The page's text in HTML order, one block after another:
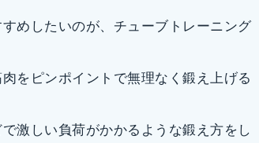
めしたいのが、チューブトレーニング
をピンポイントで無理なく鍛え上げる
激しい負荷がかかるような鍛え方をし